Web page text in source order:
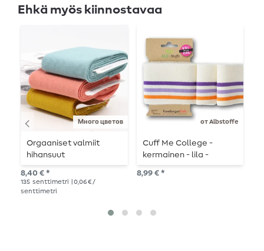
Ehkä myös kiinnostavaa
Много цветов
Orgaaniset valmiit
hihansuut
8,40 € *
135 senttimetri
| 0,06 € /
senttimetri
от Albstoffe
Cuff Me College -
kermainen - lila -
oranssi
8,99 € *